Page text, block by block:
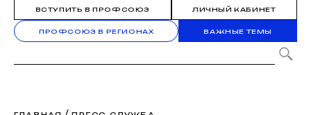
ВСТУПИТЬ В ПРОФСОЮЗ ЛИЧНЫЙ КАБИНЕТ
ПРОФСОЮЗ В РЕГИОНАХ ВАЖНЫЕ ТЕМЫ